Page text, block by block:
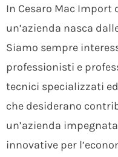
In Cesaro Mac Import
un’azienda nasca
Siamo sempre
professionisti e
tecnici specializzati
che desiderano
un’azienda
innovative per